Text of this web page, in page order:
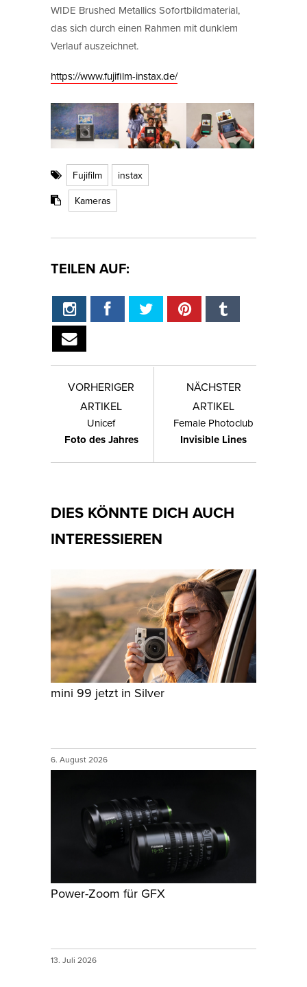
WIDE Brushed Metallics Sofortbildmaterial,
das sich durch einen Rahmen mit dunklem
Verlauf auszeichnet.
https://www.fujifilm-instax.de/
Fujifilm
instax
Kameras
TEILEN AUF:
VORHERIGER
ARTIKEL
Unicef
Foto des Jahres
NÄCHSTER
ARTIKEL
Female Photoclub
Invisible Lines
DIES KÖNNTE DICH AUCH
INTERESSIEREN
mini 99 jetzt in Silver
6. August 2026
Power-Zoom für GFX
13. Juli 2026